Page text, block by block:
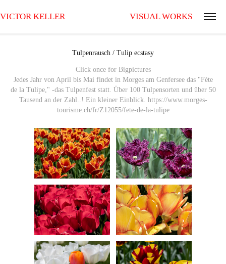
VICTOR KELLER                                VISUAL WORKS
Tulpenrausch / Tulip ecstasy
Click once for Bigpictures
Jedes Jahr von April bis Mai findet in Morges am Genfersee das "Fète
de la Tulipe," -das Tulpenfest statt. Über 100 Tulpensorten und über 50
Tausend an der Zahl..! Ein kleiner Einblick. https://www.morges-
tourisme.ch/fr/Z12055/fete-de-la-tulipe